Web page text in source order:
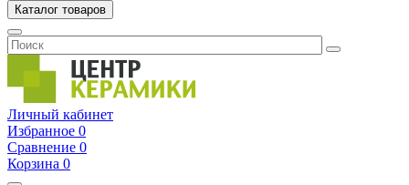
Каталог товаров
Личный кабинет
Избранное 0
Сравнение 0
Корзина 0